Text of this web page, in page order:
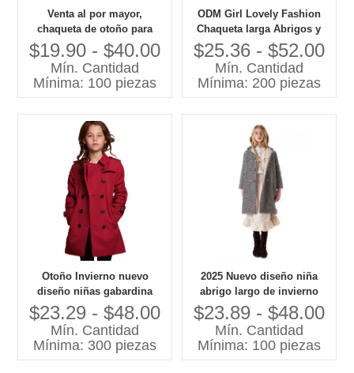
Venta al por mayor,
chaqueta de otoño para
niñas, estilo informal, tela
de poliéster, ropa
impermeable para niños,
más vendida en Europa,
$19.90 - $40.00
Mín. Cantidad
Mínima: 100 piezas
ODM Girl Lovely Fashion
Chaqueta larga Abrigos y
prendas de vestir para niñas
30 años de fábrica de ropa
infantil personalizada de
alta calidad
$25.36 - $52.00
Mín. Cantidad
Mínima: 200 piezas
Otoño Invierno nuevo
diseño niñas gabardina
larga hermoso Color rojo
abrigo largo de moda con
técnicas impresas
$23.29 - $48.00
Mín. Cantidad
Mínima: 300 piezas
2025 Nuevo diseño niña
abrigo largo de invierno
abrigo para niños fábrica
$23.89 - $48.00
Mín. Cantidad
Mínima: 100 piezas